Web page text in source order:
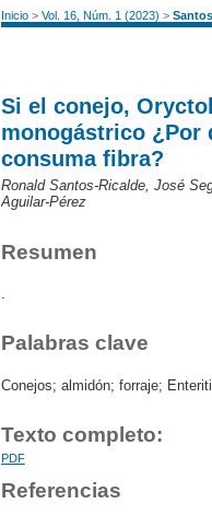
Inicio> Vol. 16, Núm. 1 (2023) >
Si el conejo,
monogástrico ¿Por
consuma fibra?
Ronald Santos-Ricalde, José
Aguilar-Pérez
Resumen
Palabras clave
Conejos; almidón; forraje;
Texto completo:
PDF
Referencias